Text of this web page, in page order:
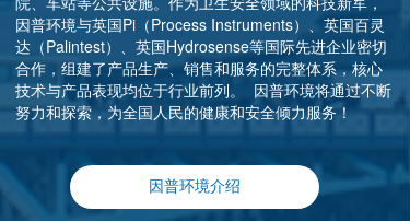
因普环境介绍
因普环境与英国Pi（Process Instruments）、英国百灵
达（Palintest）、英国Hydrosense等国际先进企业密切
合作，组建了产品生产、销售和服务的完整体系，核心
技术与产品表现均位于行业前列。 因普环境将通过不断
努力和探索，为全国人民的健康和安全倾力服务！